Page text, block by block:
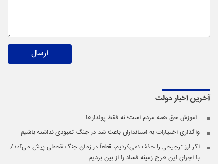
ارسال
آخرین اخباردولت
️ آموزش حق همه مردم است؛ نه فقط پولدارها
واگذاری اختیارات به استانداران باعث شد در جنگ کمبودی نداشته باشیم
اگر ارز ترجیحی را حذف نمی‌کردیم، قطعاً در زمان جنگ قحطی پیش می‌آمد/
با اجرای این طرح زمینه فساد را از بین بردیم